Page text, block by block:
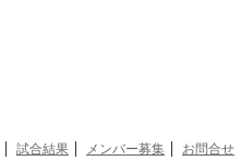
試合結果 メンバー募集 お問合せ